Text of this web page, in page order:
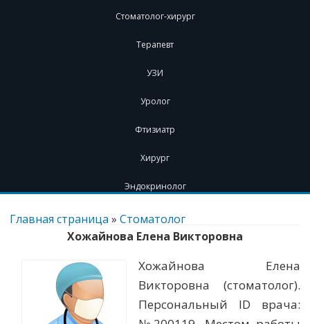
Стоматолог-хирург
Терапевт
УЗИ
Уролог
Фтизиатр
Хирург
Эндокринолог
Перейти
содержимому
Главная страница » Стоматолог
Хожайнова Елена Викторовна
Хожайнова Елена
Викторовна (стоматолог).
Персональный ID врача: